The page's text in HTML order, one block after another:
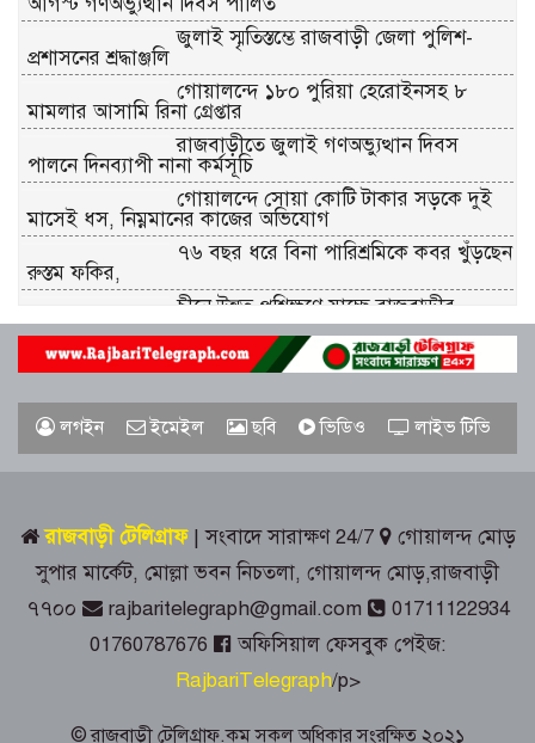
জুলাই স্মৃতিস্তম্ভে রাজবাড়ী জেলা পুলিশ-
প্রশাসনের শ্রদ্ধাঞ্জলি
গোয়ালন্দে ১৮০ পুরিয়া হেরোইনসহ ৮
মামলার আসামি রিনা গ্রেপ্তার
রাজবাড়ীতে জুলাই গণঅভ্যুত্থান দিবস
পালনে দিনব্যাপী নানা কর্মসূচি
গোয়ালন্দে সোয়া কোটি টাকার সড়কে দুই
মাসেই ধস, নিম্নমানের কাজের অভিযোগ
৭৬ বছর ধরে বিনা পারিশ্রমিকে কবর খুঁড়ছেন
রুস্তম ফকির,
চীনে উন্নত প্রশিক্ষণে যাচ্ছে রাজবাড়ীর
অ্যাক্রোবেটিক কেন্দ্রের ২০ সদস্যের দল
গোয়ালন্দ উপজেলা প্রশাসনের দায়িত্ব নিলেন
ইউএনও সাইফুল হুদা
দলীয় তালিকা আমলে না নেওয়ায়
কালুখালীতে যুবদলের উদ্যোগে বৃক্ষরোপণ
কর্মসূচি
পাংশায় ১০৪ পিস ইয়াবাসহ মাদক কারবারি
গ্রেপ্তার
লগইন ইমেইল ছবি ভিডিও লাইভ টিভি
রাজবাড়ী টেলিগ্রাফ | সংবাদে সারাক্ষণ 24/7
গোয়ালন্দ মোড়
সুপার মার্কেট, মোল্লা ভবন নিচতলা, গোয়ালন্দ মোড়,রাজবাড়ী
৭৭০০
rajbaritelegraph@gmail.com
01711122934
01760787676
অফিসিয়াল ফেসবুক পেইজ:
RajbariTelegraph/p>
© রাজবাড়ী টেলিগ্রাফ.কম সকল অধিকার সংরক্ষিত ২০২১